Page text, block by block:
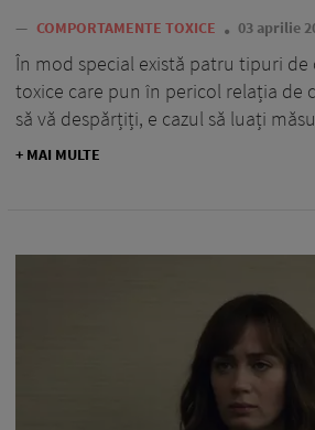
— COMPORTAMENTE TOXICE 03 aprilie
În mod special există patru tipuri
toxice care pun în pericol relația de
să vă despărțiți, e cazul să luați
+ MAI MULTE